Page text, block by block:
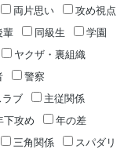
両片思い
攻め視点
輩 同級生
学園
ヤクザ・裏組織
警察
ラブ
主従関係
下攻め
年の差
三角関係
スパダリ